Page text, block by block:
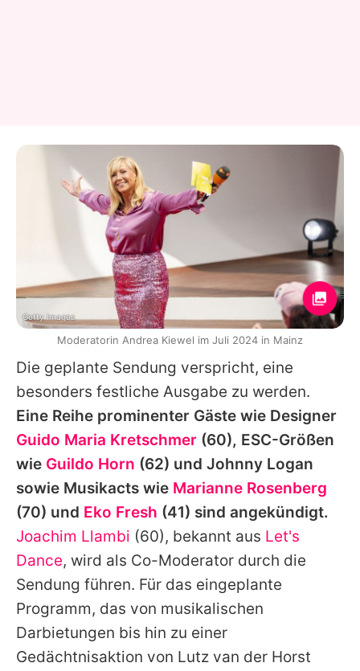
Die geplante Sendung verspricht, eine
besonders festliche Ausgabe zu werden.
Eine Reihe prominenter Gäste wie Designer
Guido Maria Kretschmer (60), ESC-Größen
wie Guildo Horn (62) und Johnny Logan
sowie Musikacts wie Marianne Rosenberg
(70) und Eko Fresh (41) sind angekündigt.
Joachim Llambi (60), bekannt aus Let's
Dance, wird als Co-Moderator durch die
Sendung führen. Für das eingeplante
Programm, das von musikalischen
Darbietungen bis hin zu einer
Gedächtnisaktion von Lutz van der Horst
Getty Images
Moderatorin Andrea Kiewel im Juli 2024 in Mainz